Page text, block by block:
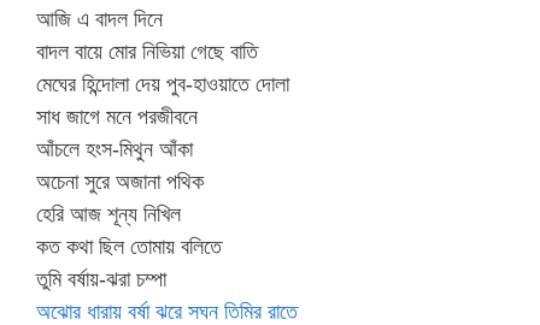
আজি এ বাদল দিনে
বাদল বায়ে মোর নিভিয়া গেছে বাতি
মেঘের হিন্দোলা দেয় পুব-হাওয়াতে দোলা
সাধ জাগে মনে পরজীবনে
আঁচলে হংস-মিথুন আঁকা
অচেনা সুরে অজানা পথিক
হেরি আজ শূন্য নিখিল
কত কথা ছিল তোমায় বলিতে
তুমি বর্ষায়-ঝরা চম্পা
অঝোর ধারায় বর্ষা ঝরে সঘন তিমির রাতে